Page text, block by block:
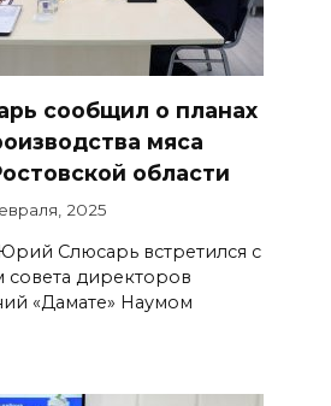
сообщил о планах
мяса
области
2025
Слюсарь встретился с
совета директоров
«Дамате» Наумом